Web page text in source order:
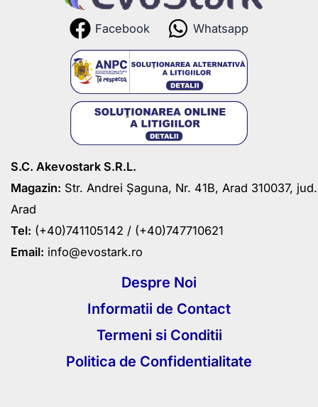
Facebook Whatsapp
S.C. Akevostark S.R.L.
Magazin: Str. Andrei Șaguna, Nr. 41B, Arad 310037, jud.
Arad
Tel: (+40)741105142 / (+40)747710621
Email: info@evostark.ro
Despre Noi
Informatii de Contact
Termeni si Conditii
Politica de Confidentialitate